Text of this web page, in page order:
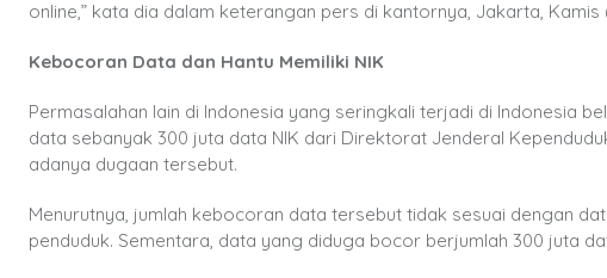
online,” kata dia dalam keterangan pers di kantornya, Jakarta,
Kebocoran Data dan Hantu Memiliki NIK
Permasalahan lain di Indonesia yang seringkali terjadi di Indonesia
data sebanyak 300 juta data NIK dari Direktorat Jenderal
adanya dugaan tersebut.
Menurutnya, jumlah kebocoran data tersebut tidak sesuai dengan
penduduk. Sementara, data yang diduga bocor berjumlah 300 juta